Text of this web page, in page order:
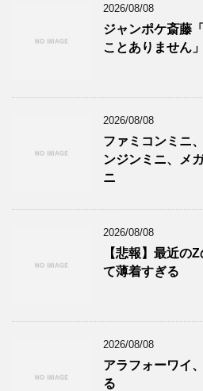
2026/08/08
ジャンポケ斎藤
ことありません」
2026/08/08
ファミコンミニ
ンジンミニ、メ
ニ
2026/08/08
【悲報】最近の
て薄着すぎる
2026/08/08
アラフォーワイ
る